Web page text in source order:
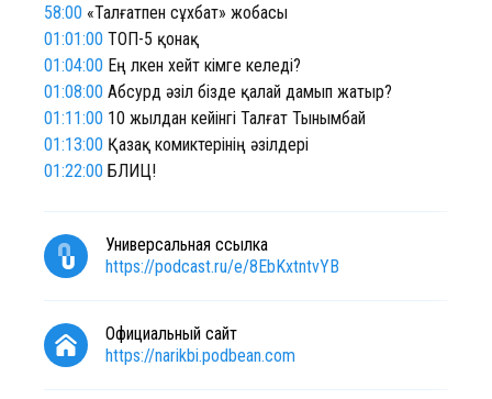
58:00 «Талғатпен сұхбат» жобасы
01:01:00 ТОП-5 қонақ
01:04:00 Ең үлкен хейт кімге келеді?
01:08:00 Абсурд әзіл бізде қалай дамып жатыр?
01:11:00 10 жылдан кейінгі Талғат Тынымбай
01:13:00 Қазақ комиктерінің әзілдері
01:22:00 БЛИЦ!
Универсальная ссылка
https://podcast.ru/e/8EbKxtntvYB
Официальный сайт
https://narikbi.podbean.com